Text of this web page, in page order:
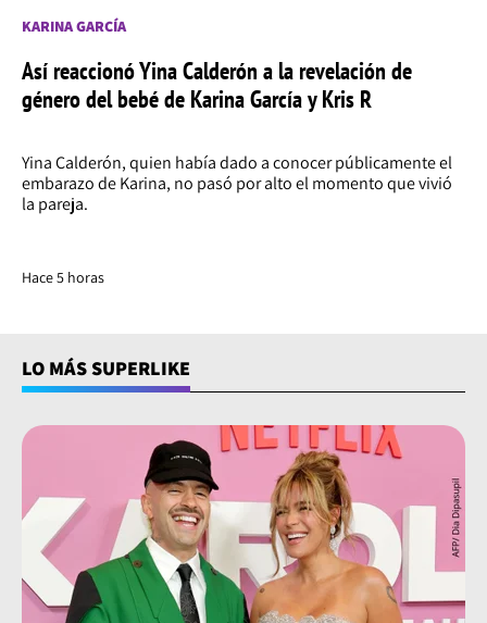
KARINA GARCÍA
Así reaccionó Yina Calderón a la revelación de
género del bebé de Karina García y Kris R
Yina Calderón, quien había dado a conocer públicamente el
embarazo de Karina, no pasó por alto el momento que vivió
la pareja.
Hace 5 horas
LO MÁS SUPERLIKE